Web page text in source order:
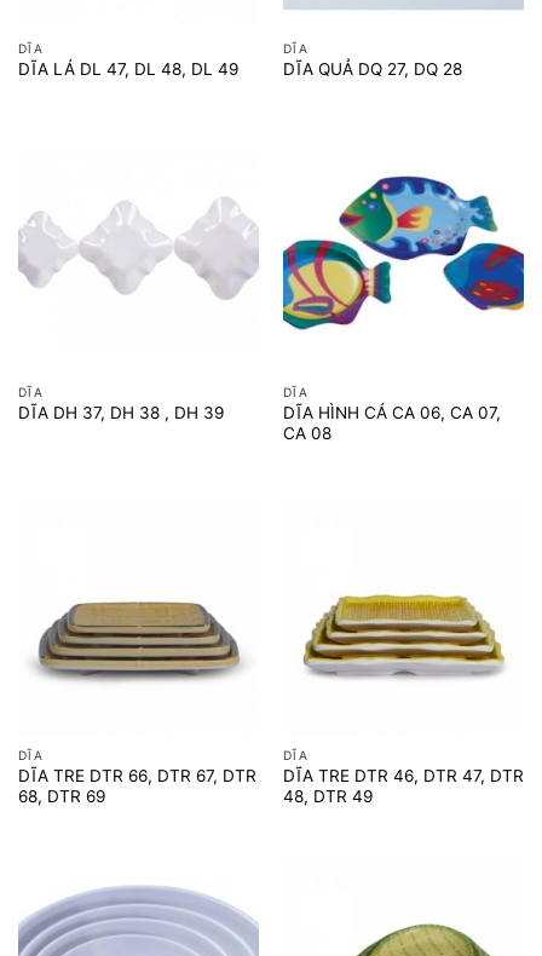
DĨA
DĨA LÁ DL 47, DL 48, DL 49
DĨA
DĨA QUẢ DQ 27, DQ 28
DĨA
DĨA DH 37, DH 38 , DH 39
DĨA
DĨA HÌNH CÁ CA 06, CA 07,
CA 08
DĨA
DĨA TRE DTR 66, DTR 67, DTR
68, DTR 69
DĨA
DĨA TRE DTR 46, DTR 47, DTR
48, DTR 49